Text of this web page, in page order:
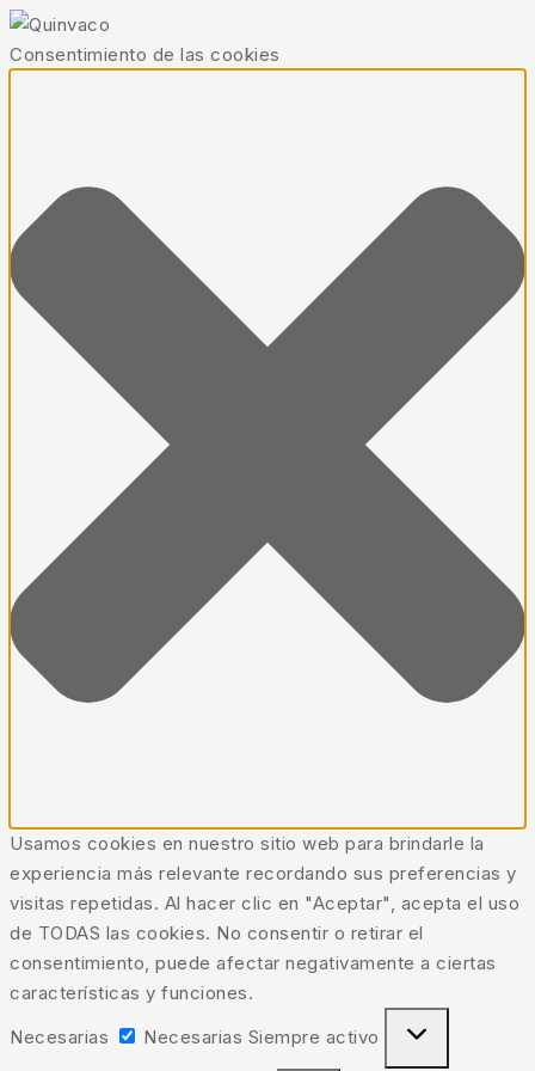
Consentimiento de las cookies
Usamos cookies en nuestro sitio web para brindarle la
experiencia más relevante recordando sus preferencias y
visitas repetidas. Al hacer clic en "Aceptar", acepta el uso
de TODAS las cookies. No consentir o retirar el
consentimiento, puede afectar negativamente a ciertas
características y funciones.
Necesarias
Necesarias Siempre activo